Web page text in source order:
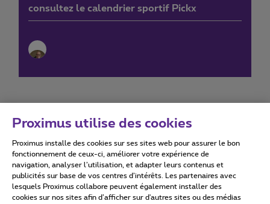
consultez le calendrier sportif Pickx
Conditions d'utilisation Accessibility statement
Proximus utilise des cookies
Proximus installe des cookies sur ses sites web pour assurer le bon
fonctionnement de ceux-ci, améliorer votre expérience de
navigation, analyser l’utilisation, et adapter leurs contenus et
publicités sur base de vos centres d’intérêts. Les partenaires avec
lesquels Proximus collabore peuvent également installer des
cookies sur nos sites afin d’afficher sur d'autres sites ou des médias